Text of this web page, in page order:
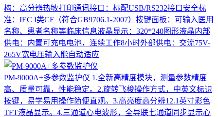
构：高分辨热敏打印通讯接口：标配USB/RS232接口安全标
准：IEC I类CF（符合GB9706.1-2007）按键面板：可输入医用
名称、患者名称等临床信息液晶显示：320*240图形液晶内部
供电：内置可充电电池，连续工作8小时外部供电：交流75V-
265V宽电压输入能自动适应
PM-9000A+多参数监护仪 1.全新高精度模块，测量参数精度
高、质量可靠，性能稳定。2.旋转飞梭操作方式，中英文标识
按键，易学易用操作简便直观。3.高亮度高分辨12.1英寸彩色
TFT液晶显示。4.三通道心电波形，全导联七通道同步显示心